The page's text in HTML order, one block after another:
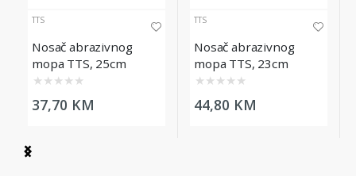
TTS
Nosač abrazivnog
mopa TTS, 25cm
★ ★ ★ ★ ★
37,70 KM
TTS
Nosač abrazivnog
mopa TTS, 23cm
★ ★ ★ ★ ★
44,80 KM
Item